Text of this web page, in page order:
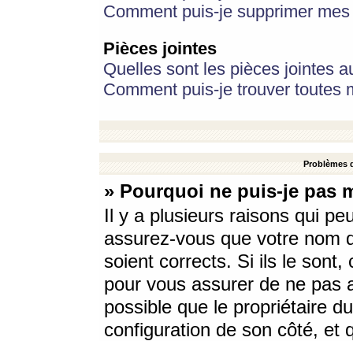
Comment puis-je supprimer
Pièces jointes
Quelles sont les pièces jointes
Comment puis-je trouver toutes
Problèmes
» Pourquoi ne puis-je pas
Il y a plusieurs raisons qui
assurez-vous que votre nom
soient corrects. Si ils le sont,
pour vous assurer de ne pas
possible que le propriétaire
configuration de son côté, et